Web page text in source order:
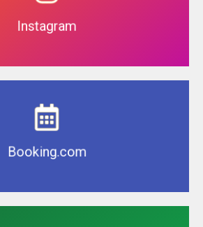
Instagram
Booking.com
Book Now